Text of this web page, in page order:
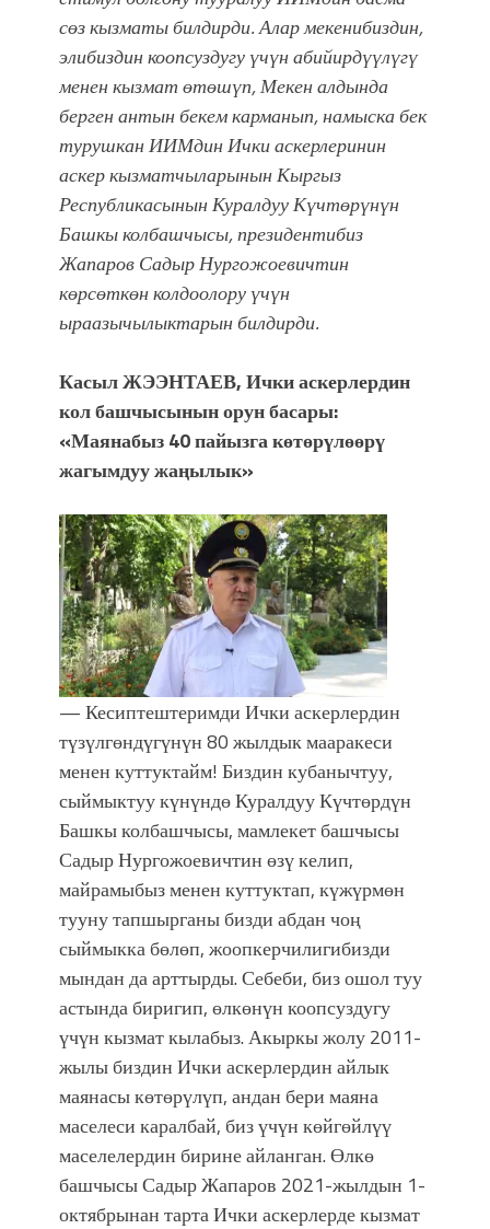
ЖУСУП АБДРАХМАНОВ
сөз кызматы билдирди. Алар мекенибиздин,
элибиздин коопсуздугу үчүн абийирдүүлүгү
менен кызмат өтөшүп, Мекен алдында
берген антын бекем карманып, намыска бек
турушкан ИИМдин Ички аскерлеринин
аскер кызматчыларынын Кыргыз
Республикасынын Куралдуу Күчтөрүнүн
Башкы колбашчысы, президентибиз
Жапаров Садыр Нургожоевичтин
көрсөткөн колдоолору үчүн
ыраазычылыктарын билдирди.
Касыл ЖЭЭНТАЕВ, Ички аскерлердин
кол башчысынын орун басары:
«Маянабыз 40 пайызга көтөрүлөөрү
жагымдуу жаңылык»
— Кесиптештеримди Ички аскерлердин
түзүлгөндүгүнүн 80 жылдык мааракеси
менен куттуктайм! Биздин кубанычтуу,
сыймыктуу күнүндө Куралдуу Күчтөрдүн
Башкы колбашчысы, мамлекет башчысы
Садыр Нургожоевичтин өзү келип,
майрамыбыз менен куттуктап, күжүрмөн
тууну тапшырганы бизди абдан чоң
сыймыкка бөлөп, жоопкерчилигибизди
мындан да арттырды. Себеби, биз ошол туу
астында биригип, өлкөнүн коопсуздугу
үчүн кызмат кылабыз. Акыркы жолу 2011-
жылы биздин Ички аскерлердин айлык
маянасы көтөрүлүп, андан бери маяна
маселеси каралбай, биз үчүн көйгөйлүү
маселелердин бирине айланган. Өлкө
башчысы Садыр Жапаров 2021-жылдын 1-
октябрынан тарта Ички аскерлерде кызмат